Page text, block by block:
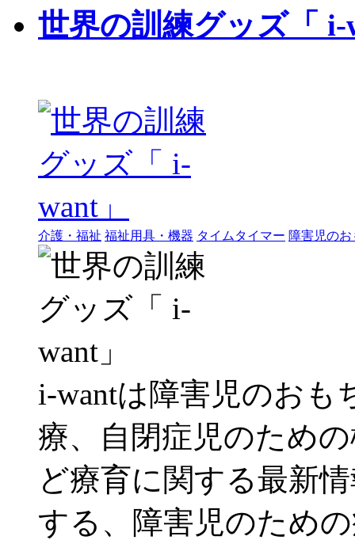
世界の訓練グッズ「 i-
介護・福祉 福祉用具・機器 タイムタイマー 障害児のお
i-wantは障害児のおも
療、自閉症児のため
ど療育に関する最新
する、障害児のため